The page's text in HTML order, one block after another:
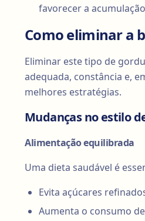
favorecer a
Como eliminar a
Eliminar este tipo de
adequada, constância e,
melhores estratégias.
Mudanças no estilo
Alimentação equilibrada
Uma dieta saudável é
Evita açúcares
Aumenta o consumo